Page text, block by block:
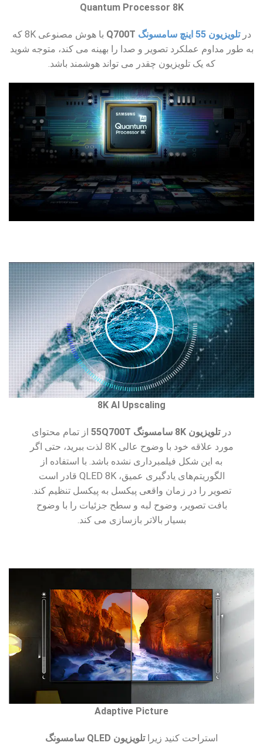
Quantum Processor 8K
درتلویزیون 55 اینچ سامسونگ
با هوش مصنوعی 8K که
به طور مداوم عملکرد تصویر و صدا را بهینه می کند، متوجه شوید
که یک تلویزیون چقدر می تواند هوشمند باشد.
8K AI Upscaling
درتلویزیون 8K سامسونگ 55Q700T
از تمام محتوای
مورد علاقه خود با وضوح عالی 8K لذت ببرید، حتی اگر
به این شکل فیلمبرداری نشده باشد. با استفاده از
الگوریتم‌های یادگیری عمیق، QLED 8K قادر است
تصویر را در زمان واقعی پیکسل به پیکسل تنظیم کند.
بافت تصویر، وضوح لبه و سطح جزئیات را با وضوح
بسیار بالاتر بازسازی می کند.
Adaptive Picture
استراحت کنید زیرا
تلویزیون QLED سامسونگ